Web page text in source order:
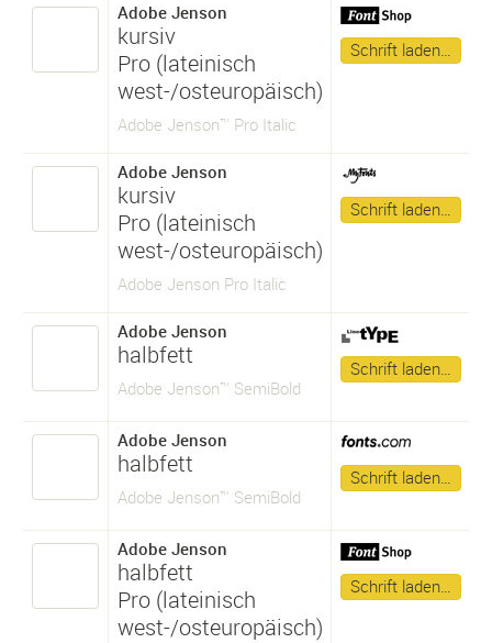
Adobe Jenson
kursiv
Pro (lateinisch
west-/osteuropäisch)
Adobe Jenson™ Pro Italic
Schrift laden…
Adobe Jenson
kursiv
Pro (lateinisch
west-/osteuropäisch)
Adobe Jenson Pro Italic
Schrift laden…
Adobe Jenson
halbfett
Adobe Jenson™ SemiBold
Schrift laden…
Adobe Jenson
halbfett
Adobe Jenson™ SemiBold
Schrift laden…
Adobe Jenson
halbfett
Pro (lateinisch
west-/osteuropäisch)
Schrift laden…